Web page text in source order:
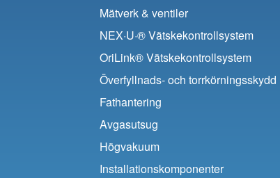
Mätverk & ventiler
NEX·U·® Vätskekontrollsystem
OriLink® Vätskekontrollsystem
Överfyllnads- och torrkörningsskydd
Fathantering
Avgasutsug
Högvakuum
Installationskomponenter